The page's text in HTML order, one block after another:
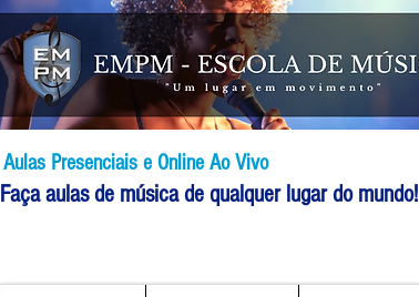
Aulas Presenciais e Online Ao Vivo
Faça aulas de música de qualquer lugar do mundo!